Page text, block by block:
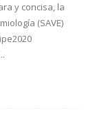
y concisa, la
(SAVE)